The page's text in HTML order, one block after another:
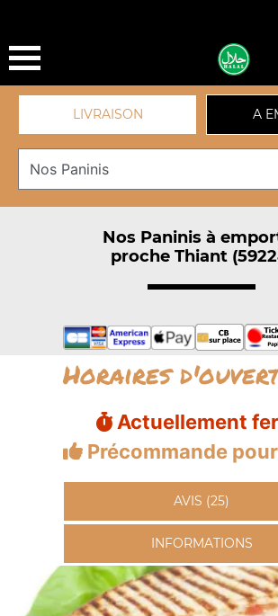
LIVRAISON A
Nos Paninis à
proche Thiant
Horaires
Actuellement
Précommande
AVIS (25)
INFORMATIONS